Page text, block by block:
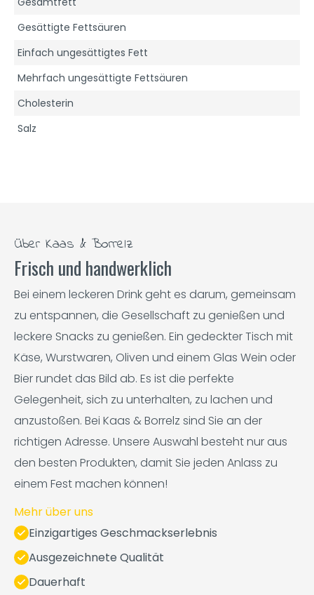
Gesättigte Fettsäuren
Einfach ungesättigtes Fett
Mehrfach ungesättigte Fettsäuren
Cholesterin
Salz
Über Kaas & Borrelz
Frisch und handwerklich
Bei einem leckeren Drink geht es darum, gemeinsam
zu entspannen, die Gesellschaft zu genießen und
leckere Snacks zu genießen. Ein gedeckter Tisch mit
Käse, Wurstwaren, Oliven und einem Glas Wein oder
Bier rundet das Bild ab. Es ist die perfekte
Gelegenheit, sich zu unterhalten, zu lachen und
anzustoßen. Bei Kaas & Borrelz sind Sie an der
richtigen Adresse. Unsere Auswahl besteht nur aus
den besten Produkten, damit Sie jeden Anlass zu
einem Fest machen können!
Mehr über uns
Einzigartiges Geschmackserlebnis
Ausgezeichnete Qualität
Dauerhaft